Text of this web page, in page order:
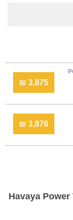
3,875 ₪
3,876 ₪